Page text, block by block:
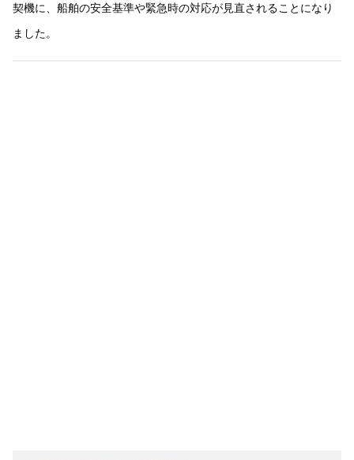
契機に、船舶の安全基準や緊急時の対応が見直されることになり
ました。